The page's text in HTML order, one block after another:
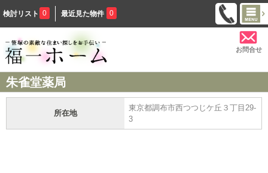
検討リスト 0 最近見た物件 0
お問合せ
朱雀堂薬局
所在地
東京都調布市西つつじケ丘３丁目29-
3